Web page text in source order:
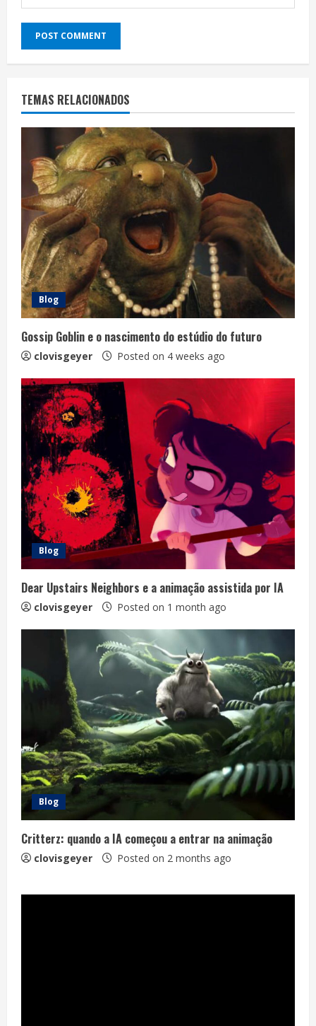
TEMAS RELACIONADOS
Blog
Gossip Goblin e o nascimento do estúdio do futuro
clovisgeyer Posted on 4 weeks ago
Blog
Dear Upstairs Neighbors e a animação assistida por IA
clovisgeyer Posted on 1 month ago
Blog
Critterz: quando a IA começou a entrar na animação
clovisgeyer Posted on 2 months ago